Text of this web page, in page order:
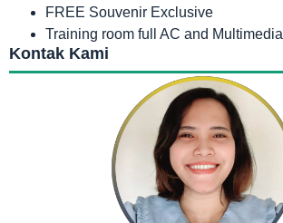
FREE Souvenir Exclusive
Training room full AC and Multimedia
Kontak Kami